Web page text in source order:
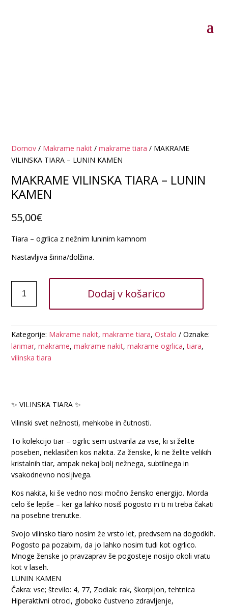
Domov / Makrame nakit /makrame tiara / MAKRAME
VILINSKA TIARA – LUNIN KAMEN
MAKRAME VILINSKA TIARA – LUNIN
KAMEN
55,00€
Tiara – ogrlica z nežnim luninim kamnom
Nastavljiva širina/dolžina.
VILINSKA
LUNIN
KAMEN
količina
Dodaj v košarico
Kategorije: Makrame nakit,makrame tiara,Ostalo
Oznake:
larimar,makrame,makrame nakit,makrame ogrlica,tiara,
vilinska tiara
✨ VILINSKA TIARA ✨
Vilinski svet nežnosti, mehkobe in čutnosti.
To kolekcijo tiar – ogrlic sem ustvarila za vse, ki si želite
poseben, neklasičen kos nakita. Za ženske, ki ne želite velikih
kristalnih tiar, ampak nekaj bolj nežnega, subtilnega in
vsakodnevno nosljivega.
Kos nakita, ki še vedno nosi močno žensko energijo. Morda
celo še lepše – ker ga lahko nosiš pogosto in ti ni treba čakati
na posebne trenutke.
Svojo vilinsko tiaro nosim že vrsto let, predvsem na dogodkih.
Pogosto pa pozabim, da jo lahko nosim tudi kot ogrlico.
Mnoge ženske jo pravzaprav še pogosteje nosijo okoli vratu
kot v laseh.
LUNIN KAMEN
Čakra: vse; število: 4, 77, Zodiak: rak, škorpijon, tehtnica
Hiperaktivni otroci, globoko čustveno zdravljenje,